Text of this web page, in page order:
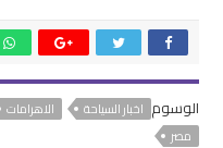
الوسوم اخبار السياحة الاهرامات
مصر